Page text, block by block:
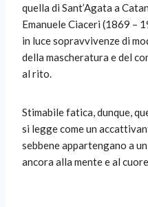
quella di Sant’Agata a
Emanuele Ciaceri (1869 –
in luce sopravvivenze di
della mascheratura e del
al rito.
Stimabile fatica, dunque,
si legge come un
sebbene appartengano a
ancora alla mente e al